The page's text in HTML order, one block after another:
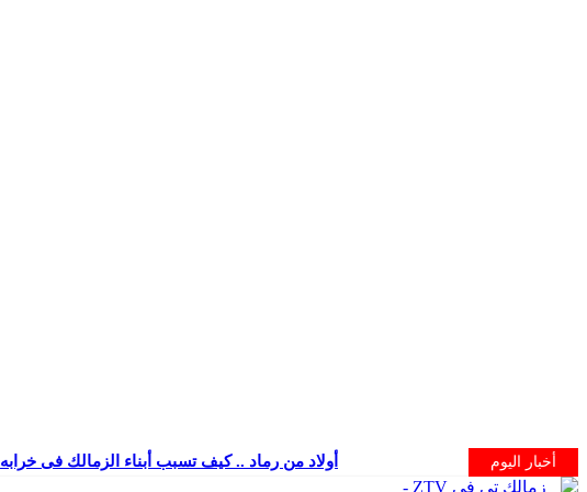
أخبار اليوم
أولاد من رماد .. كيف تسبب أبناء الزمالك فى خرابه